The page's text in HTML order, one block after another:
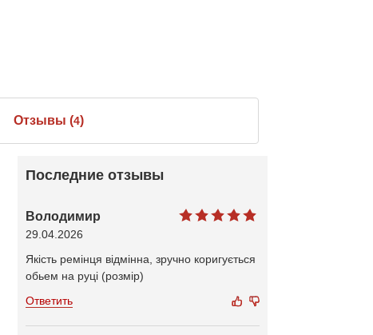
Отзывы (4)
Последние отзывы
Володимир
29.04.2026
Якість ремінця відмінна, зручно коригується
обьем на руці (розмір)
Ответить